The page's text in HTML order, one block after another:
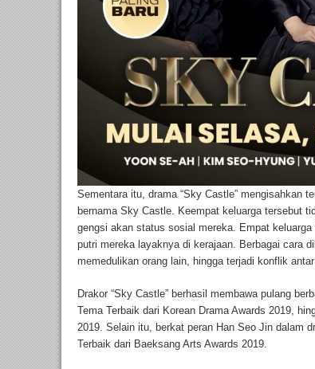
Sementara itu, drama “Sky Castle” mengisahkan
bernama Sky Castle. Keempat keluarga tersebut
gengsi akan status sosial mereka. Empat
putri mereka layaknya di kerajaan. Berbagai cara
memedulikan orang lain, hingga terjadi konflik
Drakor “Sky Castle” berhasil membawa pulang
Tema Terbaik dari Korean Drama Awards 2019,
2019. Selain itu, berkat peran Han Seo Jin dalam
Terbaik dari Baeksang Arts Awards 2019.